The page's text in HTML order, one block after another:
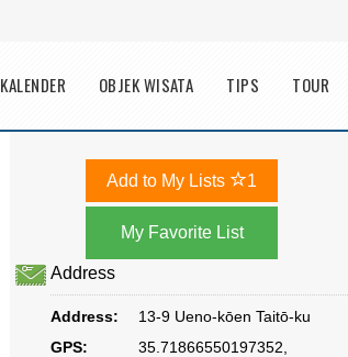
KALENDER OBJEK WISATA TIPS TOUR
Add to My Lists 1
Address
Address:
13-9 Ueno-kōen Taitō-ku
GPS:
35.71866550197352,